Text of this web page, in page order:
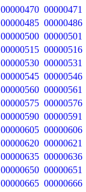
00000470 00000471
00000485 00000486
00000500 00000501
00000515 00000516
00000530 00000531
00000545 00000546
00000560 00000561
00000575 00000576
00000590 00000591
00000605 00000606
00000620 00000621
00000635 00000636
00000650 00000651
00000665 00000666